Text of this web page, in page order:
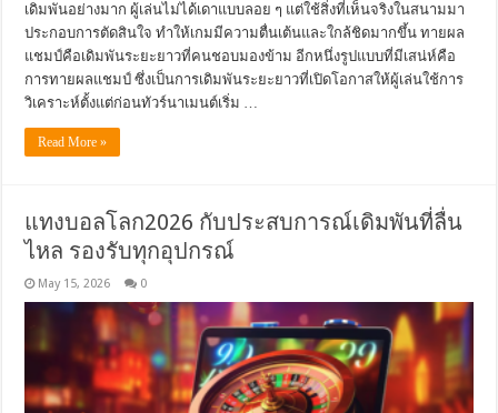
เดิมพันอย่างมาก ผู้เล่นไม่ได้เดาแบบลอย ๆ แต่ใช้สิ่งที่เห็นจริงในสนามมา
ประกอบการตัดสินใจ ทำให้เกมมีความตื่นเต้นและใกล้ชิดมากขึ้น ทายผล
แชมป์คือเดิมพันระยะยาวที่คนชอบมองข้าม อีกหนึ่งรูปแบบที่มีเสน่ห์คือ
การทายผลแชมป์ ซึ่งเป็นการเดิมพันระยะยาวที่เปิดโอกาสให้ผู้เล่นใช้การ
วิเคราะห์ตั้งแต่ก่อนทัวร์นาเมนต์เริ่ม …
Read More »
แทงบอลโลก2026 กับประสบการณ์เดิมพันที่ลื่น
ไหล รองรับทุกอุปกรณ์
May 15, 2026 0